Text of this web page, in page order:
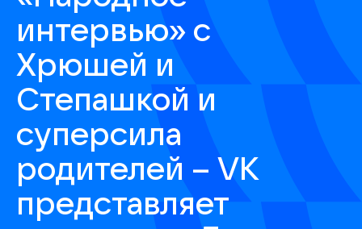
интервью» с
Хрюшей и
Степашкой и
суперсила
родителей – VK
представляет